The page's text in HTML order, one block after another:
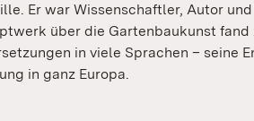
Er war Wissenschaftler, Autor
über die Gartenbaukunst
in viele Sprachen – seine
in ganz Europa.